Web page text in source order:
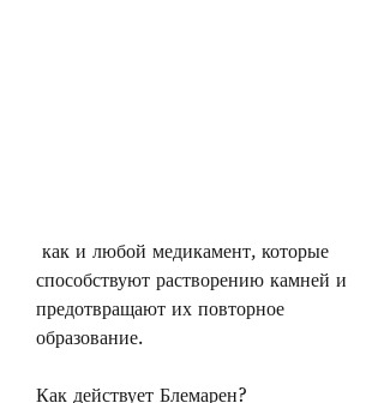
способствуют растворению камней и
предотвращают их повторное
образование.
Как действует Блемарен?